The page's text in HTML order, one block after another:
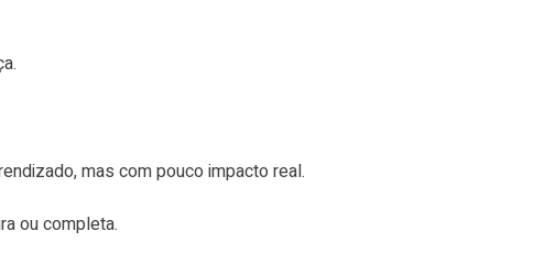
mas com pouco impacto real.
ou completa.